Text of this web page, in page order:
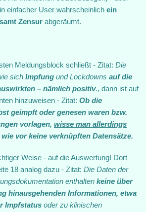
einfacher User wahrscheinlich ein
Zensur abgeräumt.
Meldungsblock schließt - Zitat: Die
sich Impfung und Lockdowns auf die
– nämlich positiv., dann ist auf
hinzuweisen - Zitat: Ob die
geimpft oder genesen waren bzw.
vorlagen, wisse man allerdings
vor keine verknüpften Datensätze.
Weise - auf die Auswertung! Dort
18 analog dazu - Zitat: Die Daten der
enthalten keine über
hinausgehenden Informationen, etwa
Impfstatus oder zu klinischen